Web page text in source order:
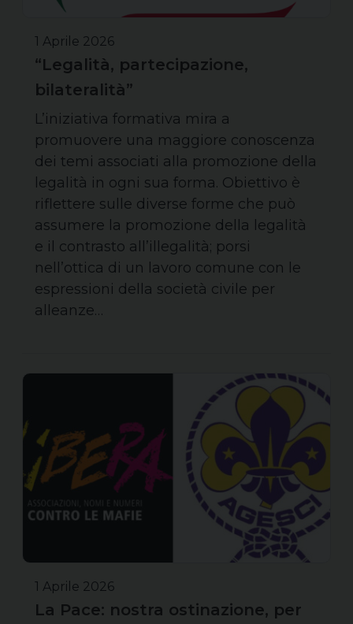
1 Aprile 2026
“Legalità, partecipazione,
bilateralità”
L’iniziativa formativa mira a
promuovere una maggiore conoscenza
dei temi associati alla promozione della
legalità in ogni sua forma. Obiettivo è
riflettere sulle diverse forme che può
assumere la promozione della legalità
e il contrasto all’illegalità; porsi
nell’ottica di un lavoro comune con le
espressioni della società civile per
alleanze…
1 Aprile 2026
La Pace: nostra ostinazione, per